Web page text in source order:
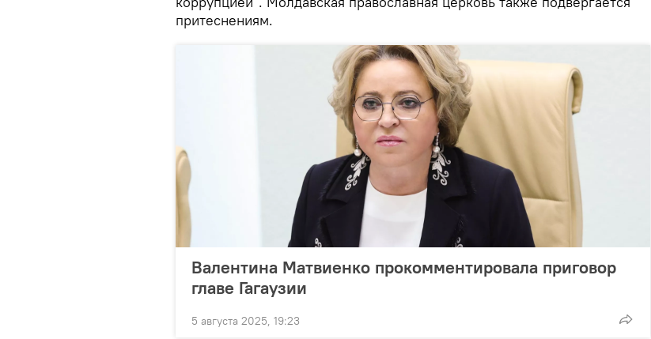
притеснениям.
Валентина Матвиенко прокомментировала приговор
главе Гагаузии
5 августа 2025, 19:23